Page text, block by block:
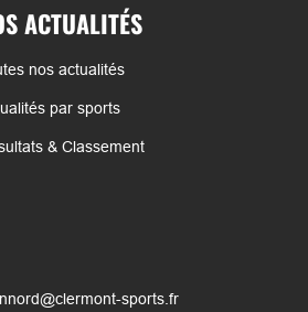
ACTUALITÉS
nos actualités
par sports
& Classement
sports.fr